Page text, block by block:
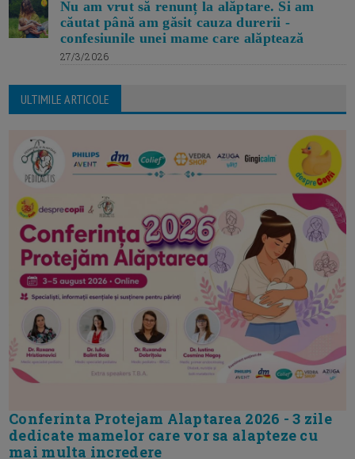
Nu am vrut să renunț la alăptare. Si am
căutat până am găsit cauza durerii -
confesiunile unei mame care alăptează
27/3/2026
ULTIMILE ARTICOLE
Conferinta Protejam Alaptarea 2026 - 3 zile
dedicate mamelor care vor sa alapteze cu
mai multa incredere